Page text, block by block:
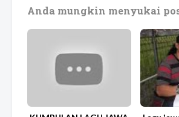
Anda mungkin menyukai